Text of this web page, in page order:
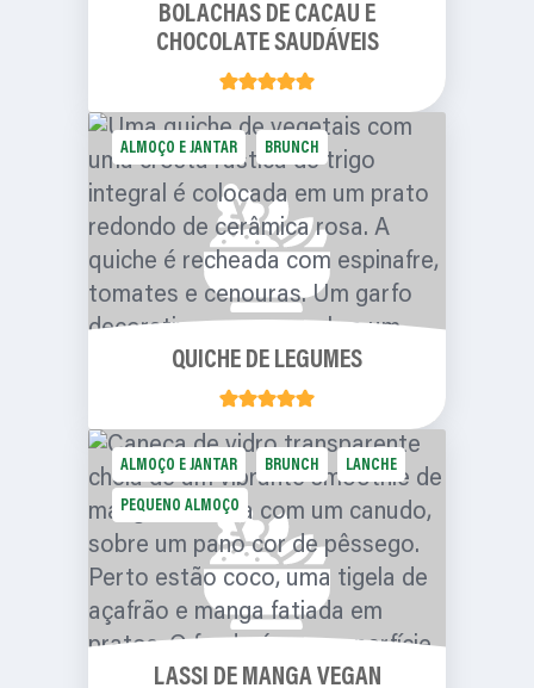
BOLACHAS DE CACAU E
CHOCOLATE SAUDÁVEIS
ALMOÇO E JANTAR BRUNCH
QUICHE DE LEGUMES
ALMOÇO E JANTAR BRUNCH LANCHE
PEQUENO ALMOÇO
LASSI DE MANGA VEGAN